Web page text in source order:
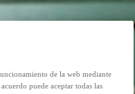
de la web mediante
puede aceptar todas las